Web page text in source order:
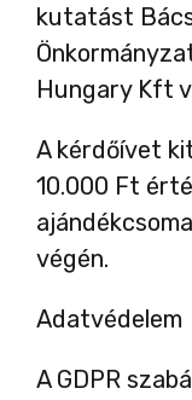
kutatást
Hungary Kft
A kérdőívet
10.000 Ft
végén.
Adatvédelem
A GDPR